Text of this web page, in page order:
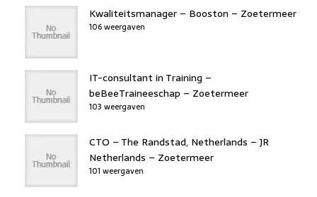
Kwaliteitsmanager – Booston – Zoetermeer
106 weergaven
IT-consultant in Training –
beBeeTraineeschap – Zoetermeer
103 weergaven
CTO – The Randstad, Netherlands – JR
Netherlands – Zoetermeer
101 weergaven